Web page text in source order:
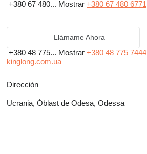
+380 67 480... Mostrar +380 67 480 6771
Llámame Ahora
+380 48 775... Mostrar +380 48 775 7444
kinglong.com.ua
Dirección
Ucrania, Óblast de Odesa, Odessa